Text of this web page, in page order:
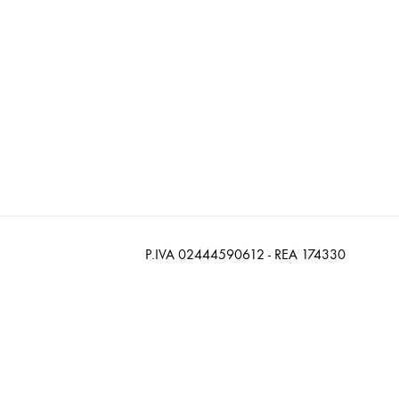
P.IVA 02444590612 - REA 174330